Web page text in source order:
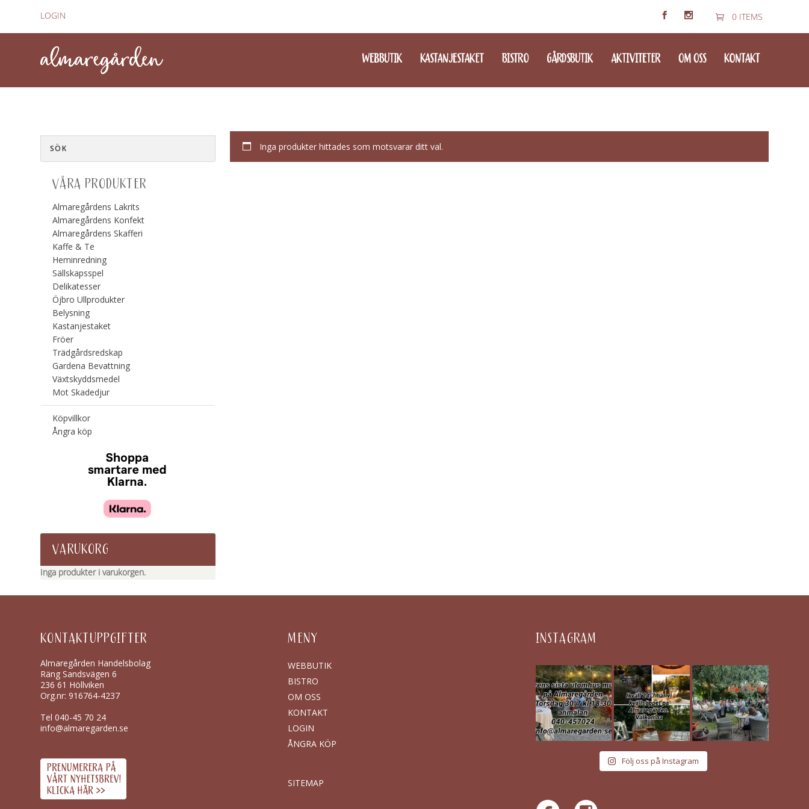
LOGIN 0 ITEMS
WEBBUTIK KASTANJESTAKET BISTRO GÅRDSBUTIK AKTIVITETER OM OSS KONTAKT
Inga produkter hittades som motsvarar ditt val.
VÅRA PRODUKTER
Almaregårdens Lakrits
Almaregårdens Konfekt
Almaregårdens Skafferi
Kaffe & Te
Heminredning
Sällskapsspel
Delikatesser
Öjbro Ullprodukter
Belysning
Kastanjestaket
Fröer
Trädgårdsredskap
Gardena Bevattning
Växtskyddsmedel
Mot Skadedjur
Köpvillkor
Ångra köp
VARUKORG
Inga produkter i varukorgen.
KONTAKTUPPGIFTER
Almaregården Handelsbolag
Räng Sandsvägen 6
236 61 Höllviken
Org.nr: 916764-4237
Tel040-45 70 24
info@almaregarden.se
MENY
WEBBUTIK
BISTRO
OM OSS
KONTAKT
LOGIN
ÅNGRA KÖP
SITEMAP
INSTAGRAM
Följ oss på Instagram